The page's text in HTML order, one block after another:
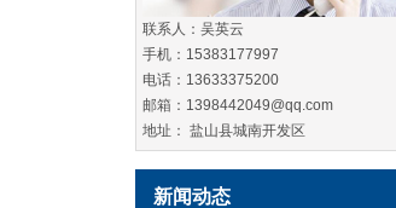
联系人：吴英云
手机：15383177997
电话：13633375200
邮箱：1398442049@qq.com
地址： 盐山县城南开发区
新闻动态